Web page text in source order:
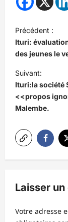
N
a
v
i
g
a
i
o
d
a
Précédent :
Ituri:
des jeunes le
Suivant:
Ituri:la société
<<propos
Malembe.
Laisser
Votre adresse